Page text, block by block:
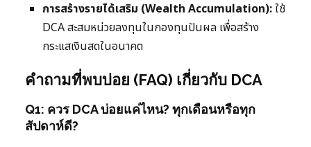
การสร้างรายได้เสริม (Wealth Accumulation):ใช้
DCA สะสมหน่วยลงทุนในกองทุนปันผล เพื่อสร้าง
กระแสเงินสดในอนาคต
คำถามที่พบบ่อย (FAQ) เกี่ยวกับ DCA
Q1: ควร DCA บ่อยแค่ไหน? ทุกเดือนหรือทุก
สัปดาห์ดี?